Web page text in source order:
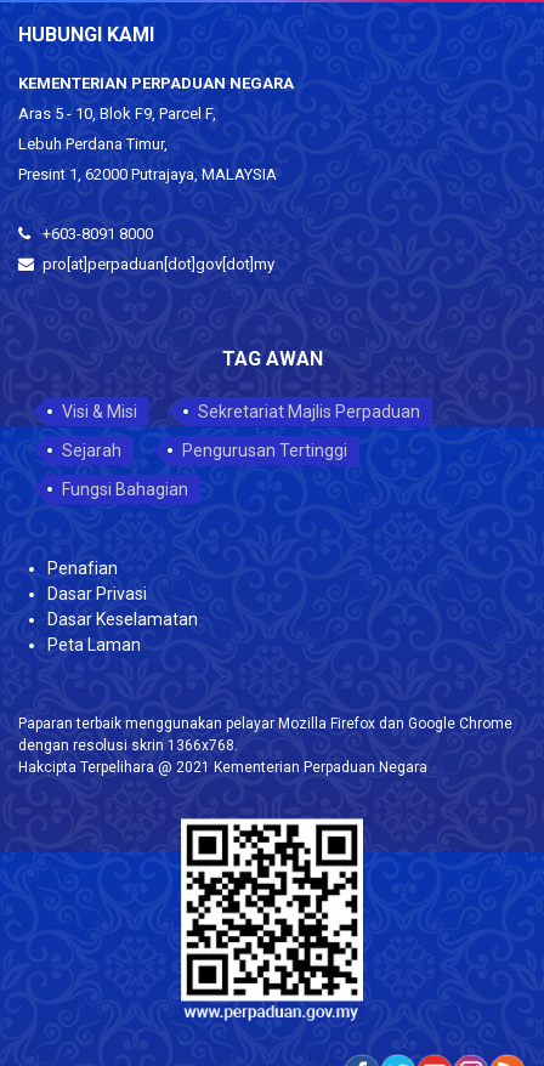
HUBUNGI KAMI
KEMENTERIAN PERPADUAN NEGARA
Aras 5 - 10, Blok F9, Parcel F,
Lebuh Perdana Timur,
Presint 1, 62000 Putrajaya, MALAYSIA
+603-8091 8000
pro[at]perpaduan[dot]gov[dot]my
TAG AWAN
Visi & Misi
Sekretariat Majlis Perpaduan
Sejarah
Pengurusan Tertinggi
Fungsi Bahagian
Penafian
Dasar Privasi
Dasar Keselamatan
Peta Laman
Paparan terbaik menggunakan pelayar Mozilla Firefox dan Google Chrome
dengan resolusi skrin 1366x768.
Hakcipta Terpelihara @ 2021 Kementerian Perpaduan Negara